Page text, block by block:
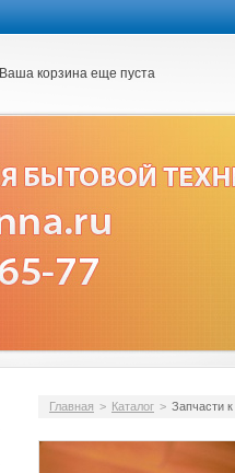
Ваша корзина еще пуста
Главная > Каталог > Запчасти